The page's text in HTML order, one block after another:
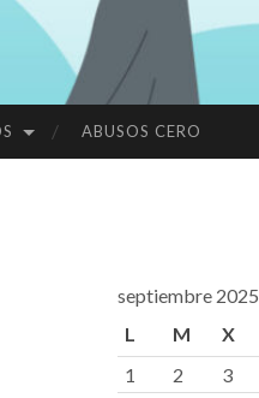
ABUSOS CERO
septiembre 2025
L
M X
1 2 3